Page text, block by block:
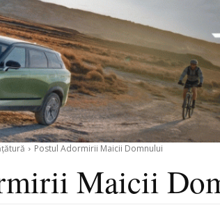
Postul Adormirii Maicii Domnului
Maicii